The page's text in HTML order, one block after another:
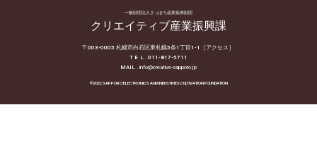
一般財団法人さっぽろ産業振興財団
クリエイティブ産業振興課
〒003-0005 札幌市白石区東札幌5条1丁目1-1
［アクセス］
T E L . 011-817-5711
MAIL . info@creative-sapporo.jp
©2022 SAPPORO ELECTRONICS AND INDUSTRIES CULTIVATION FOUNDATION